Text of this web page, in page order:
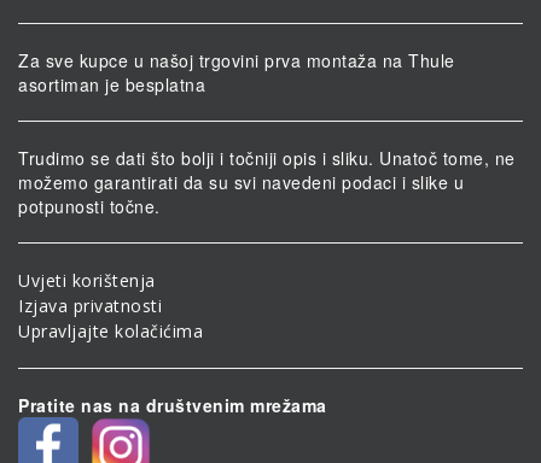
Za sve kupce u našoj trgovini prva montaža na Thule
asortiman je besplatna
Trudimo se dati što bolji i točniji opis i sliku. Unatoč tome, ne
možemo garantirati da su svi navedeni podaci i slike u
potpunosti točne.
Uvjeti korištenja
Izjava privatnosti
Upravljajte kolačićima
Pratite nas na društvenim mrežama